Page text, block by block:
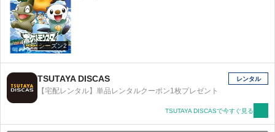
シーズン2
TSUTAYA DISCAS
【宅配レンタル】単品レンタルクーポン1枚プレゼント
レンタル
TSUTAYA DISCASで今すぐ見る